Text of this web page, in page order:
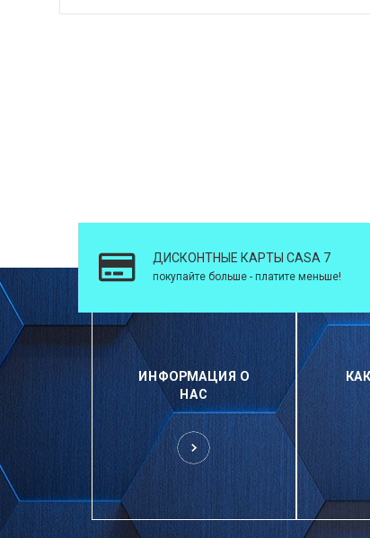
ДИСКОНТНЫЕ КАРТЫ CASA 7
покупайте больше - платите меньше!
ИНФОРМАЦИЯ О
НАС